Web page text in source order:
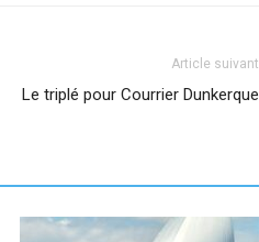
Article suivant
Le triplé pour Courrier Dunkerque